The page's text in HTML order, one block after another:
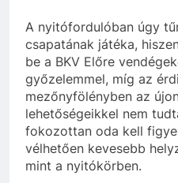
A nyitófordulóban úgy
csapatának játéka,
be a BKV Előre
győzelemmel, míg az
mezőnyfölényben az
lehetőségeikkel nem
fokozottan oda kell
vélhetően kevesebb
mint a nyitókörben.